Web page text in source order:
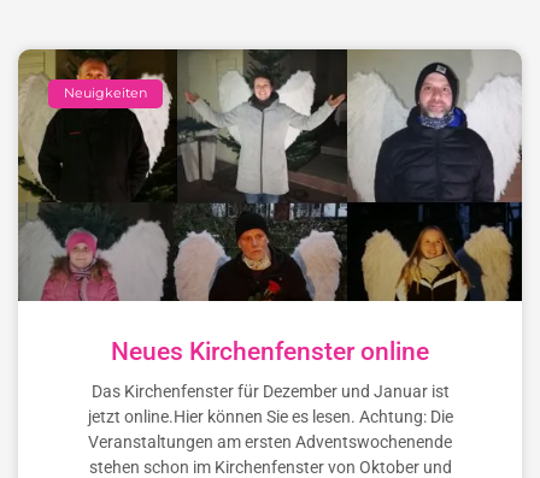
Neuigkeiten
Neues Kirchenfenster online
Das Kirchenfenster für Dezember und Januar ist
jetzt online.Hier können Sie es lesen. Achtung: Die
Veranstaltungen am ersten Adventswochenende
stehen schon im Kirchenfenster von Oktober und